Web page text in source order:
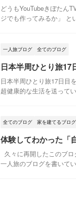
どうもYouTubeきぼたん
ジでも作ってみるか」 と
一人旅ブログ 全てのブログ
日本半周ひとり旅17
日本半周ひとり旅17日目
超健康的な生活を送って
全てのブログ 家を建てるブログ
体験してわかった「
久々に再開したこのブ
一人旅のブログを書いて